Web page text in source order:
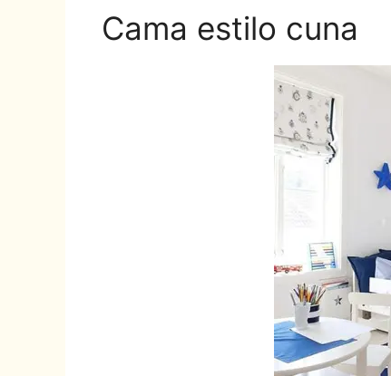
Cama estilo cuna